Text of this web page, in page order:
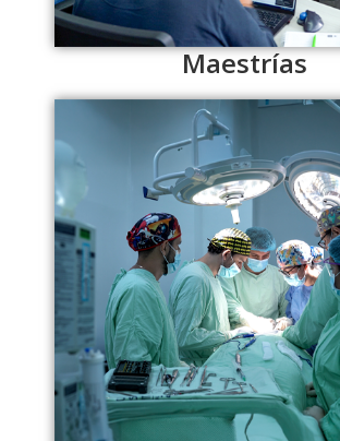
Maestrías